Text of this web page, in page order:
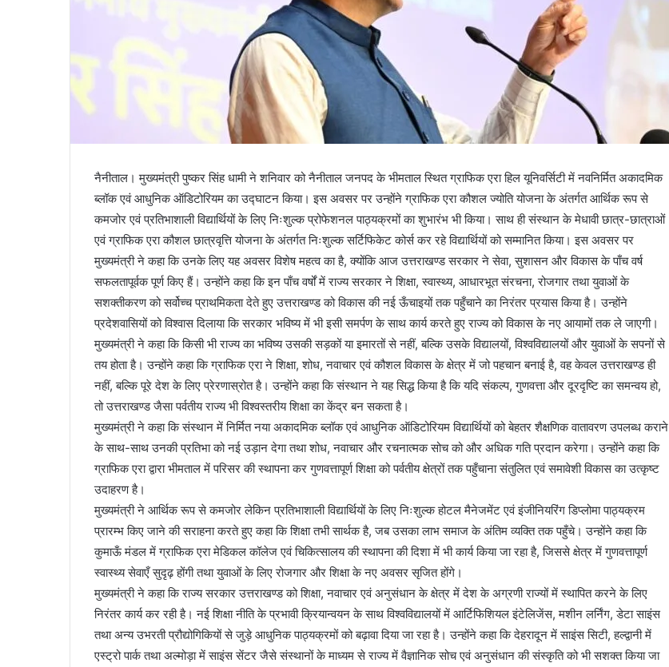
नैनीताल। मुख्यमंत्री पुष्कर सिंह धामी ने शनिवार को नैनीताल जनपद के भीमताल स्थित ग्राफिक एरा हिल यूनिवर्सिटी में नवनिर्मित अकादमिक
ब्लॉक एवं आधुनिक ऑडिटोरियम का उद्घाटन किया। इस अवसर पर उन्होंने ग्राफिक एरा कौशल ज्योति योजना के अंतर्गत आर्थिक रूप से
कमजोर एवं प्रतिभाशाली विद्यार्थियों के लिए निःशुल्क प्रोफेशनल पाठ्यक्रमों का शुभारंभ भी किया। साथ ही संस्थान के मेधावी छात्र-छात्राओं
एवं ग्राफिक एरा कौशल छात्रवृत्ति योजना के अंतर्गत निःशुल्क सर्टिफिकेट कोर्स कर रहे विद्यार्थियों को सम्मानित किया। इस अवसर पर
मुख्यमंत्री ने कहा कि उनके लिए यह अवसर विशेष महत्व का है, क्योंकि आज उत्तराखण्ड सरकार ने सेवा, सुशासन और विकास के पाँच वर्ष
सफलतापूर्वक पूर्ण किए हैं। उन्होंने कहा कि इन पाँच वर्षों में राज्य सरकार ने शिक्षा, स्वास्थ्य, आधारभूत संरचना, रोजगार तथा युवाओं के
सशक्तीकरण को सर्वोच्च प्राथमिकता देते हुए उत्तराखण्ड को विकास की नई ऊँचाइयों तक पहुँचाने का निरंतर प्रयास किया है। उन्होंने
प्रदेशवासियों को विश्वास दिलाया कि सरकार भविष्य में भी इसी समर्पण के साथ कार्य करते हुए राज्य को विकास के नए आयामों तक ले जाएगी।
मुख्यमंत्री ने कहा कि किसी भी राज्य का भविष्य उसकी सड़कों या इमारतों से नहीं, बल्कि उसके विद्यालयों, विश्वविद्यालयों और युवाओं के सपनों से
तय होता है। उन्होंने कहा कि ग्राफिक एरा ने शिक्षा, शोध, नवाचार एवं कौशल विकास के क्षेत्र में जो पहचान बनाई है, वह केवल उत्तराखण्ड ही
नहीं, बल्कि पूरे देश के लिए प्रेरणास्रोत है। उन्होंने कहा कि संस्थान ने यह सिद्ध किया है कि यदि संकल्प, गुणवत्ता और दूरदृष्टि का समन्वय हो,
तो उत्तराखण्ड जैसा पर्वतीय राज्य भी विश्वस्तरीय शिक्षा का केंद्र बन सकता है।
मुख्यमंत्री ने कहा कि संस्थान में निर्मित नया अकादमिक ब्लॉक एवं आधुनिक ऑडिटोरियम विद्यार्थियों को बेहतर शैक्षणिक वातावरण उपलब्ध कराने
के साथ-साथ उनकी प्रतिभा को नई उड़ान देगा तथा शोध, नवाचार और रचनात्मक सोच को और अधिक गति प्रदान करेगा। उन्होंने कहा कि
ग्राफिक एरा द्वारा भीमताल में परिसर की स्थापना कर गुणवत्तापूर्ण शिक्षा को पर्वतीय क्षेत्रों तक पहुँचाना संतुलित एवं समावेशी विकास का उत्कृष्ट
उदाहरण है।
मुख्यमंत्री ने आर्थिक रूप से कमजोर लेकिन प्रतिभाशाली विद्यार्थियों के लिए निःशुल्क होटल मैनेजमेंट एवं इंजीनियरिंग डिप्लोमा पाठ्यक्रम
प्रारम्भ किए जाने की सराहना करते हुए कहा कि शिक्षा तभी सार्थक है, जब उसका लाभ समाज के अंतिम व्यक्ति तक पहुँचे। उन्होंने कहा कि
कुमाऊँ मंडल में ग्राफिक एरा मेडिकल कॉलेज एवं चिकित्सालय की स्थापना की दिशा में भी कार्य किया जा रहा है, जिससे क्षेत्र में गुणवत्तापूर्ण
स्वास्थ्य सेवाएँ सुदृढ़ होंगी तथा युवाओं के लिए रोजगार और शिक्षा के नए अवसर सृजित होंगे।
मुख्यमंत्री ने कहा कि राज्य सरकार उत्तराखण्ड को शिक्षा, नवाचार एवं अनुसंधान के क्षेत्र में देश के अग्रणी राज्यों में स्थापित करने के लिए
निरंतर कार्य कर रही है। नई शिक्षा नीति के प्रभावी क्रियान्वयन के साथ विश्वविद्यालयों में आर्टिफिशियल इंटेलिजेंस, मशीन लर्निंग, डेटा साइंस
तथा अन्य उभरती प्रौद्योगिकियों से जुड़े आधुनिक पाठ्यक्रमों को बढ़ावा दिया जा रहा है। उन्होंने कहा कि देहरादून में साइंस सिटी, हल्द्वानी में
एस्ट्रो पार्क तथा अल्मोड़ा में साइंस सेंटर जैसे संस्थानों के माध्यम से राज्य में वैज्ञानिक सोच एवं अनुसंधान की संस्कृति को भी सशक्त किया जा